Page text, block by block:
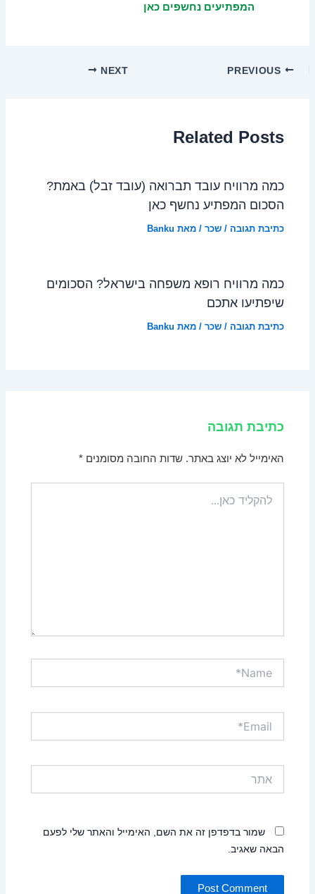
המפתיעים נחשפים כאן
NEXT
Related Posts
כמה מרוויח עובד תברואה (עובד זבל) באמת?
הסכום המפתיע נחשף כאן
כתיבת תגובה /שכר / מאת Banku
כמה מרוויח רופא משפחה בישראל? הסכומים
שיפתיעו אתכם
כתיבת תגובה /שכר / מאת Banku
כתיבת תגובה
האימייל לא יוצג באתר. שדות החובה מסומנים*
כאן...
שמור בדפדפן זה את השם, האימייל והאתר שלי לפעם
הבאה שאגיב.